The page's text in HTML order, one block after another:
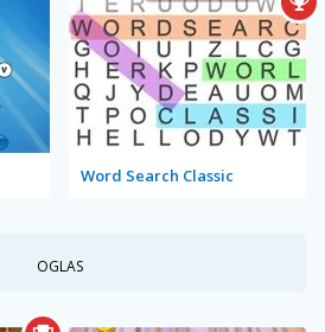
Word Search Classic
OGLAS